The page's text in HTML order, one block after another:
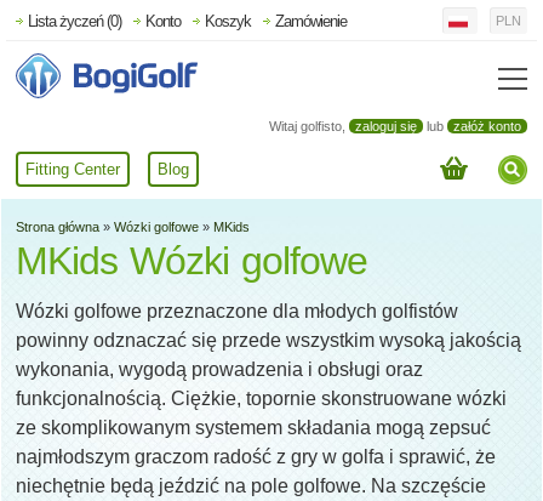
Witaj golfisto, zaloguj się lub załóż konto
Fitting Center Blog
Lista życzeń (0) Konto Koszyk Zamówienie PLN
Strona główna » Wózki golfowe » MKids
MKids Wózki golfowe
Wózki golfowe przeznaczone dla młodych golfistów
powinny odznaczać się przede wszystkim wysoką jakością
wykonania, wygodą prowadzenia i obsługi oraz
funkcjonalnością. Ciężkie, topornie skonstruowane wózki
ze skomplikowanym systemem składania mogą zepsuć
najmłodszym graczom radość z gry w golfa i sprawić, że
niechętnie będą jeździć na pole golfowe. Na szczęście